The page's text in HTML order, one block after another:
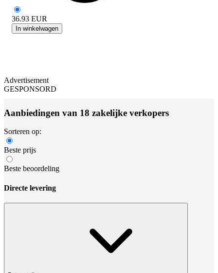
36.93 EUR
In winkelwagen
Advertisement
GESPONSORD
Aanbiedingen van 18 zakelijke verkopers
Sorteren op:
Beste prijs
Beste beoordeling
Directe levering